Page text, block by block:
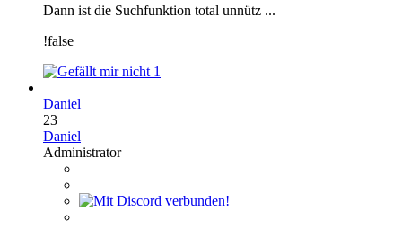
Dann ist die Suchfunktion total unnütz ...
!false
1
Daniel
23
Daniel
Administrator